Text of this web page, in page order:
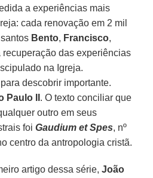
a experiências mais
cada renovação em 2 mil
Bento, Francisco,
recuperação das experiências
na Igreja.
descobrir importante.
Paulo II . O texto conciliar que
outro em seus
foiGaudium et Spes, nº
centro da antropologia cristã.
artigo dessa série,João